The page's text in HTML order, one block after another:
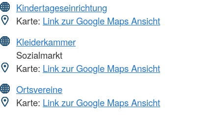
Kindertageseinrichtung
Karte: Link zur Google Maps Ansicht
Kleiderkammer
Sozialmarkt
Karte: Link zur Google Maps Ansicht
Ortsvereine
Karte: Link zur Google Maps Ansicht